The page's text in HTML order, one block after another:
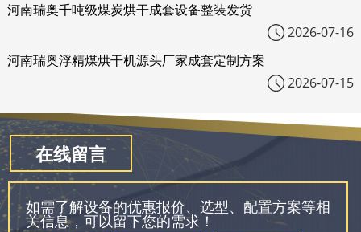
河南瑞奥千吨级煤炭烘干成套设备整装发货
2026-07-16
河南瑞奥浮精煤烘干机源头厂家成套定制方案
2026-07-15
在线留言
如需了解设备的优惠报价、选型、配置方案等相
关信息，可以留下您的需求！